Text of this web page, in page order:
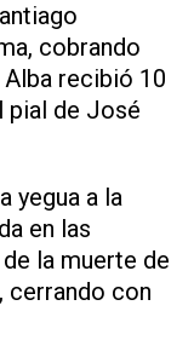
cobrando
recibió 10
pial de José
yegua a la
en las
la muerte de
cerrando con